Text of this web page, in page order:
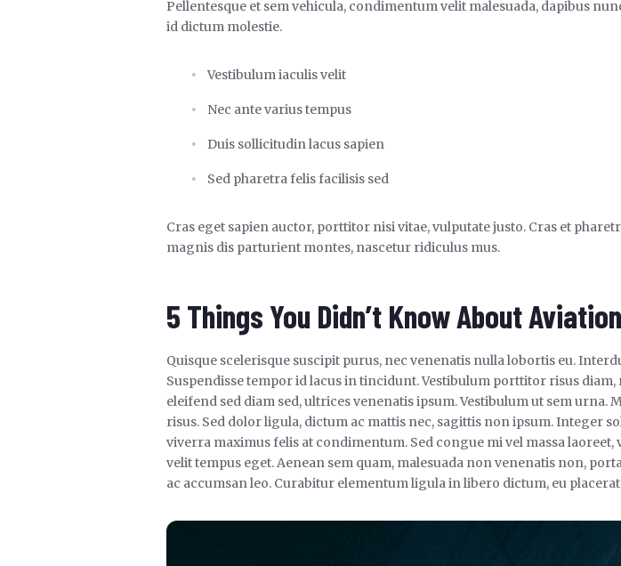
Pellentesque et sem vehicula, condimentum velit malesuada, dapibus
id dictum molestie.
Vestibulum iaculis velit
Nec ante varius tempus
Duis sollicitudin lacus sapien
Sed pharetra felis facilisis sed
Cras eget sapien auctor, porttitor nisi vitae, vulputate justo. Cras et
magnis dis parturient montes, nascetur ridiculus mus.
5 Things You Didn’t Know About Aviation
Quisque scelerisque suscipit purus, nec venenatis nulla lobortis eu.
Suspendisse tempor id lacus in tincidunt. Vestibulum porttitor risus
eleifend sed diam sed, ultrices venenatis ipsum. Vestibulum ut sem
risus. Sed dolor ligula, dictum ac mattis nec, sagittis non ipsum. Integer
viverra maximus felis at condimentum. Sed congue mi vel massa
velit tempus eget. Aenean sem quam, malesuada non venenatis non,
ac accumsan leo. Curabitur elementum ligula in libero dictum, eu